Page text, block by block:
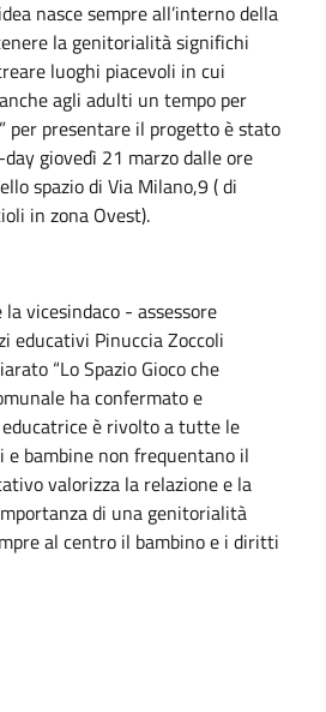
nasce sempre all’interno della
la genitorialità significhi
luoghi piacevoli in cui
agli adulti un tempo per
per presentare il progetto è stato
giovedì 21 marzo dalle ore
spazio di Via Milano,9 ( di
in zona Ovest).
vicesindaco - assessore
educativi Pinuccia Zoccoli
“Lo Spazio Gioco che
ha confermato e
è rivolto a tutte le
bambine non frequentano il
valorizza la relazione e la
di una genitorialità
al centro il bambino e i diritti